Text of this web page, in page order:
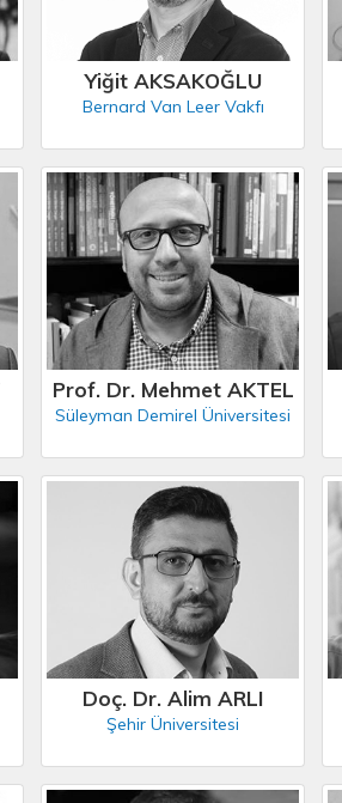
Yiğit AKSAKOĞLU
Bernard Van Leer Vakfı
Prof. Dr. Mehmet AKTEL
Süleyman Demirel Üniversitesi
Doç. Dr. Alim ARLI
Şehir Üniversitesi